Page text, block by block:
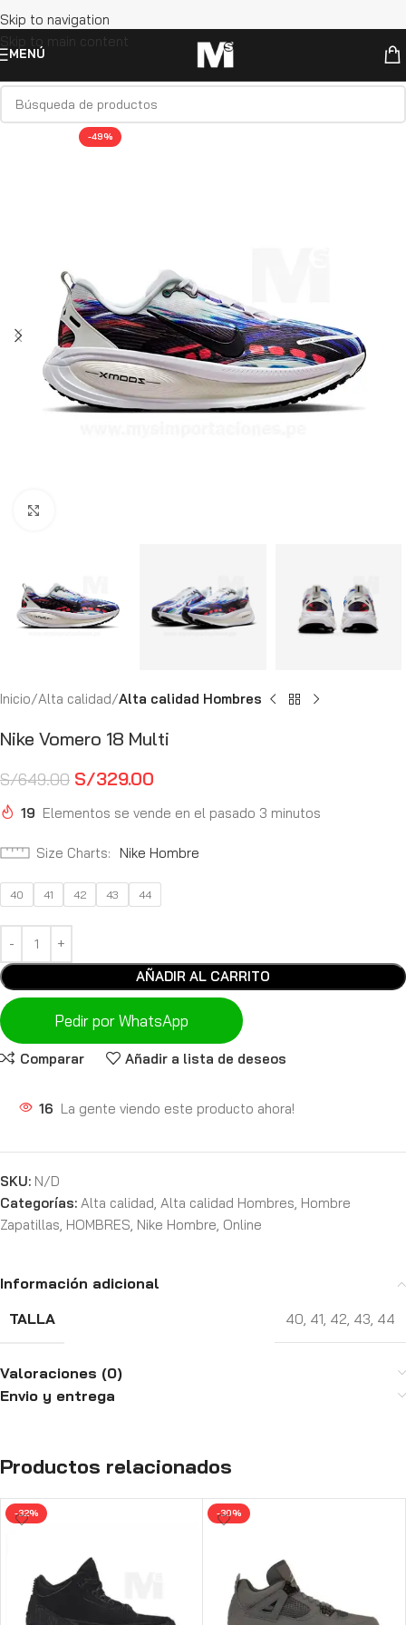
Skip to navigation
Skip to main content
MENÚ
-49%
Inicio Alta calidad Alta calidad Hombres
Nike Vomero 18 Multi
S/649.00 S/329.00
19 Elementos se vende en el pasado 3 minutos
Size Charts Nike Hombre
40 41 42 43 44
AÑADIR AL CARRITO
Pedir por WhatsApp
Comparar Añadir a lista de deseos
16 La gente viendo este producto ahora!
SKU: N/D
Categorías: Alta calidad, Alta calidad Hombres, Hombre
Zapatillas, HOMBRES, Nike Hombre, Online
Información adicional
TALLA
40, 41, 42, 43, 44
Valoraciones (0)
Envio y entrega
Productos relacionados
-32% -30%